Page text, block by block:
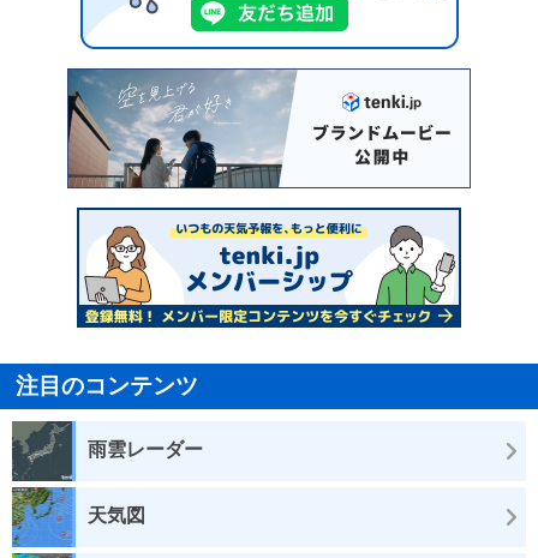
注目のコンテンツ
雨雲レーダー
天気図